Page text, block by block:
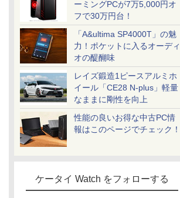
ーミングPCが7万5,000円オ
フで30万円台！
「A&ultima SP4000T」の魅
力！ポケットに入るオーディ
オの醍醐味
レイズ鍛造1ピースアルミホ
イール「CE28 N-plus」軽量
なままに剛性を向上
性能の良いお得な中古PC情
報はこのページでチェック！
ケータイ Watch をフォローする